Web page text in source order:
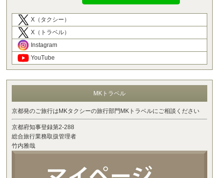
X（タクシー）
X（トラベル）
Instagram
YouTube
MKトラベル
京都発のご旅行はMKタクシーの旅行部門MKトラベルにご相談ください
京都府知事登録第2-288
総合旅行業務取扱管理者
竹内雅哉